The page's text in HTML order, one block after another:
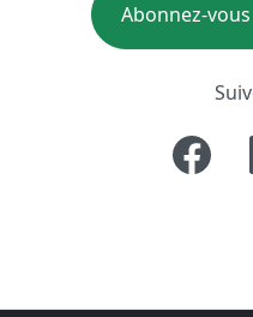
Abonnez-